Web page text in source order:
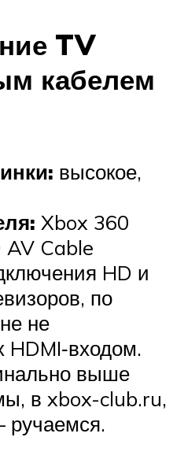
TV
кабелем
высокое,
Xbox 360
AV Cable
HD и
по
не
HDMI‑входом.
выше
в xbox-club.ru,